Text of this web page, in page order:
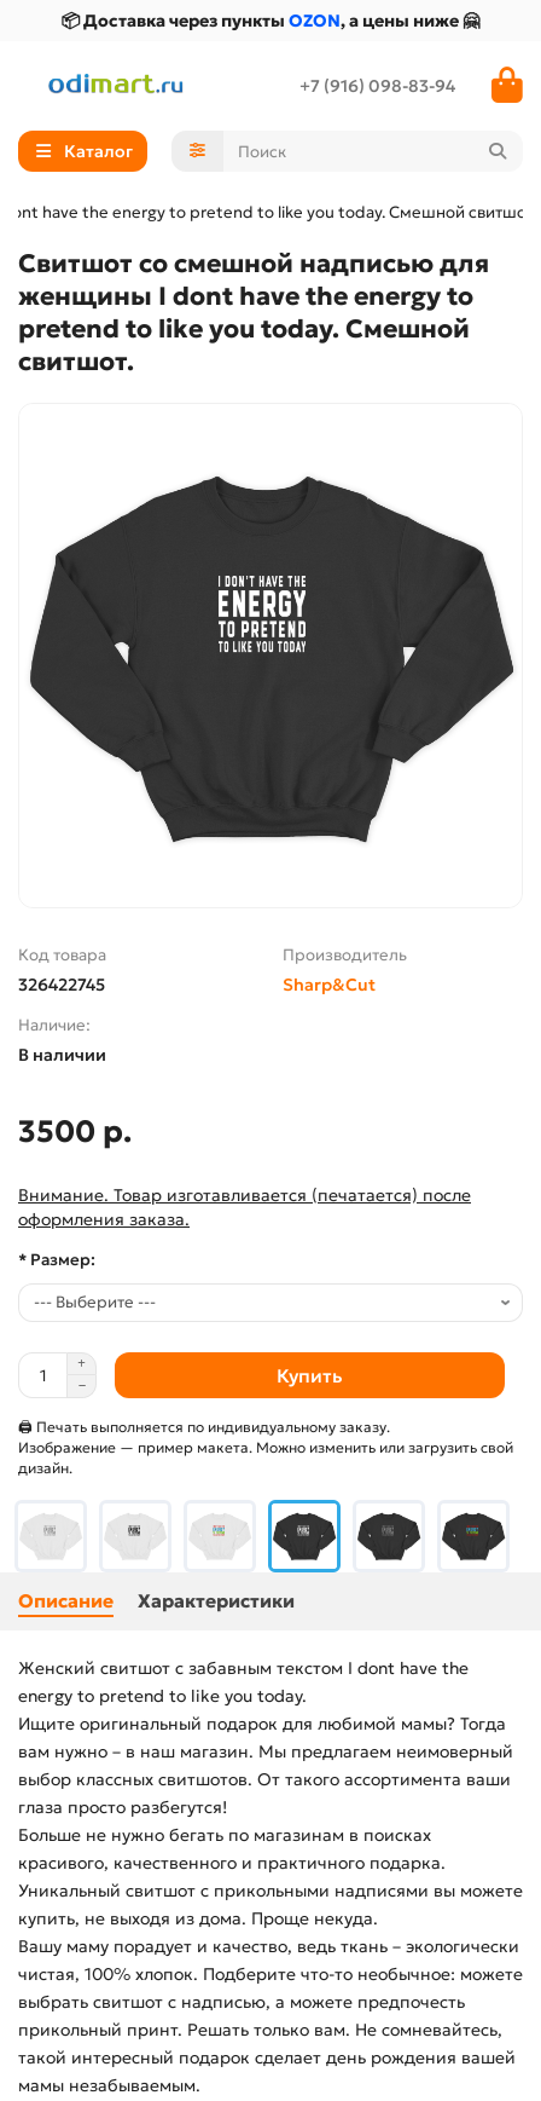
📦 Доставка через пункты OZON, а цены ниже 🤗
+7 (916) 098-83-94
Каталог
have the energy to pretend to like you today. Смешной свитшот.
Свитшот со смешной надписью для
женщины I dont have the energy to
pretend to like you today. Смешной
свитшот.
Код товара
326422745
Производитель
Sharp&Cut
Наличие:
В наличии
3500 р.
Внимание. Товар изготавливается (печатается) после
оформления заказа.
* Размер:
Купить
🖨 Печать выполняется по индивидуальному заказу.
Изображение — пример макета. Можно изменить или загрузить свой
дизайн.
Описание Характеристики
Женский свитшот с забавным текстом I dont have the
energy to pretend to like you today.
Ищите оригинальный подарок для любимой мамы? Тогда
вам нужно – в наш магазин. Мы предлагаем неимоверный
выбор классных свитшотов. От такого ассортимента ваши
глаза просто разбегутся!
Больше не нужно бегать по магазинам в поисках
красивого, качественного и практичного подарка.
Уникальный свитшот с прикольными надписями вы можете
купить, не выходя из дома. Проще некуда.
Вашу маму порадует и качество, ведь ткань – экологически
чистая, 100% хлопок. Подберите что-то необычное: можете
выбрать свитшот с надписью, а можете предпочесть
прикольный принт. Решать только вам. Не сомневайтесь,
такой интересный подарок сделает день рождения вашей
мамы незабываемым.